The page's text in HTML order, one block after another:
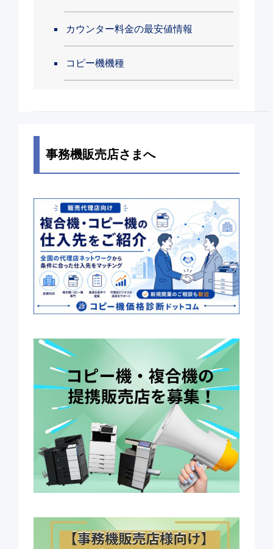
カウンター料金の最安値情報
コピー機機種
事務機販売店さまへ